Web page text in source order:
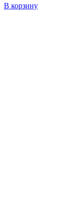
В корзину